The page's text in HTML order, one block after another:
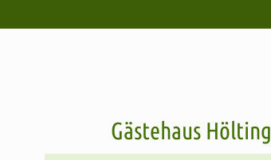
Gästehaus Hölting